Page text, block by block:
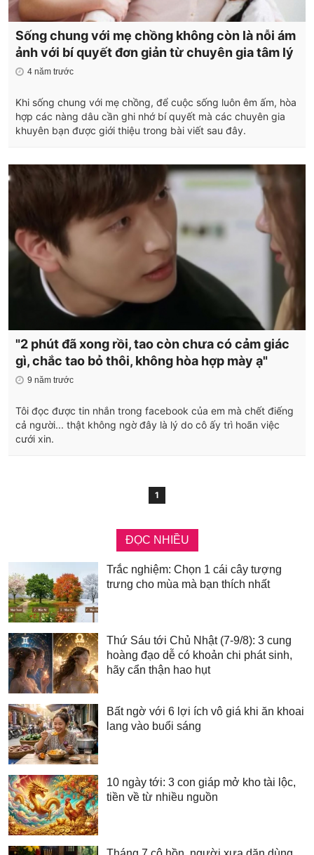
Sống chung với mẹ chồng không còn là nỗi ám
ảnh với bí quyết đơn giản từ chuyên gia tâm lý
4 năm trước
Khi sống chung với mẹ chồng, để cuộc sống luôn êm ấm, hòa
hợp các nàng dâu cần ghi nhớ bí quyết mà các chuyên gia
khuyên bạn được giới thiệu trong bài viết sau đây.
"2 phút đã xong rồi, tao còn chưa có cảm giác
gì, chắc tao bỏ thôi, không hòa hợp mày ạ"
9 năm trước
Tôi đọc được tin nhắn trong facebook của em mà chết điếng
cả người... thật không ngờ đây là lý do cô ấy trì hoãn việc
cưới xin.
1
ĐỌC NHIỀU
Trắc nghiệm: Chọn 1 cái cây tượng
trưng cho mùa mà bạn thích nhất
Thứ Sáu tới Chủ Nhật (7-9/8): 3 cung
hoàng đạo dễ có khoản chi phát sinh,
hãy cẩn thận hao hụt
Bất ngờ với 6 lợi ích vô giá khi ăn khoai
lang vào buổi sáng
10 ngày tới: 3 con giáp mở kho tài lộc,
tiền về từ nhiều nguồn